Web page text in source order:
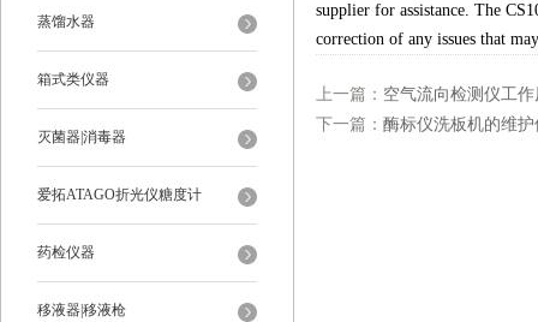
蒸馏水器
箱式类仪器
灭菌器|消毒器
爱拓ATAGO折光仪糖度计
药检仪器
移液器|移液枪
supplier for assistance. The
correction of any issues that
上一篇： 空气流向检测仪工
下一篇： 酶标仪洗板机的维